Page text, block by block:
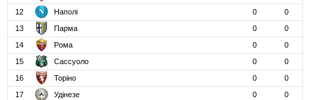
12
Наполі 0
0
13
Парма 0
0
14
Рома 0
0
15
Сассуоло 0
0
16
Торіно 0
0
17
Удінезе 0
0